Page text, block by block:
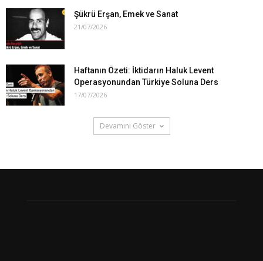
Şükrü Erşan, Emek ve Sanat
21/07/2026
Haftanın Özeti: İktidarın Haluk Levent
Operasyonundan Türkiye Soluna Ders
17/07/2026
Devamını Göster